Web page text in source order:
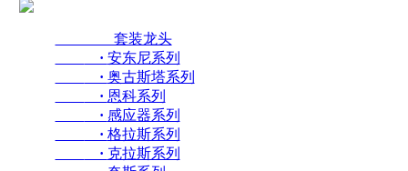
套装龙头
· 安东尼系列
· 奥古斯塔系列
· 恩科系列
· 感应器系列
· 格拉斯系列
· 克拉斯系列